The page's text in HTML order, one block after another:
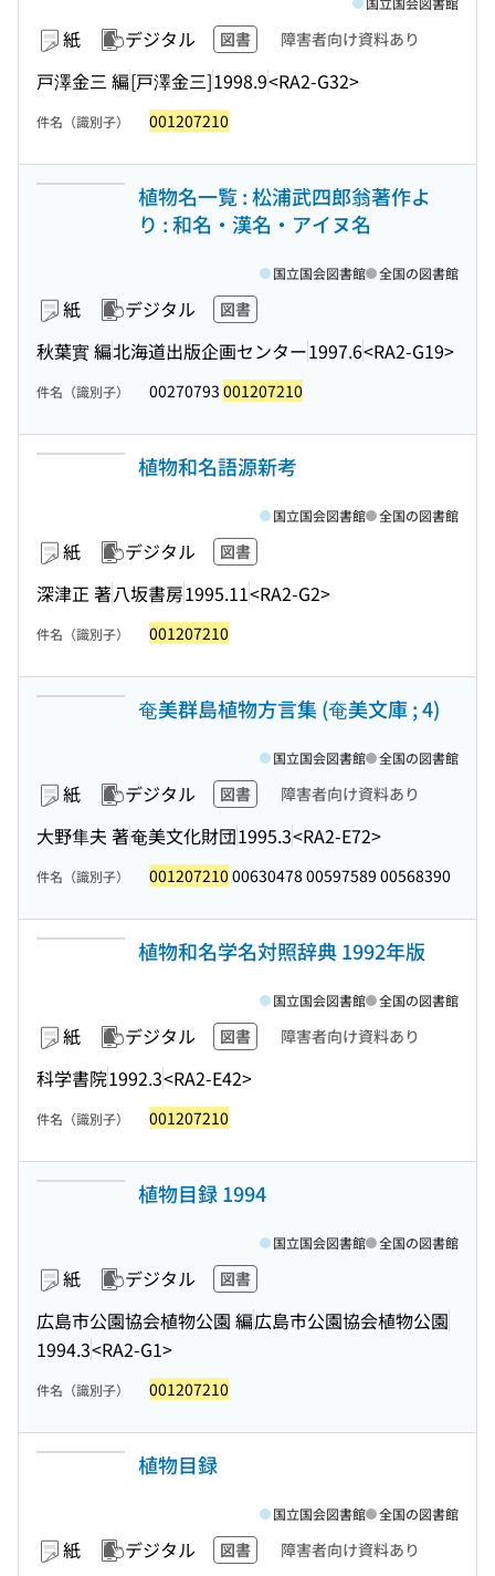
紙 デジタル 図書 障害者向け資料あり
戸澤金三 編[戸澤金三]1998.9<RA2-G32>
件名（識別子） 001207210
植物名一覧 : 松浦武四郎翁著作よ
り : 和名・漢名・アイヌ名
紙 デジタル 図書
秋葉實 編北海道出版企画センター1997.6<RA2-G19>
国立国会図書館 全国の図書館
件名（識別子） 00270793 001207210
植物和名語源新考
紙 デジタル 図書
深津正 著八坂書房1995.11<RA2-G2>
国立国会図書館 全国の図書館
件名（識別子） 001207210
奄美群島植物方言集 (奄美文庫 ; 4)
紙 デジタル 図書 障害者向け資料あり
大野隼夫 著奄美文化財団1995.3<RA2-E72>
国立国会図書館 全国の図書館
件名（識別子） 001207210 00630478 00597589 00568390
植物和名学名対照辞典 1992年版
紙 デジタル 図書 障害者向け資料あり
科学書院1992.3<RA2-E42>
国立国会図書館 全国の図書館
件名（識別子） 001207210
植物目録 1994
紙 デジタル 図書
広島市公園協会植物公園 編広島市公園協会植物公園
1994.3<RA2-G1>
国立国会図書館 全国の図書館
件名（識別子） 001207210
植物目録
紙 デジタル 図書 障害者向け資料あり
国立国会図書館 全国の図書館